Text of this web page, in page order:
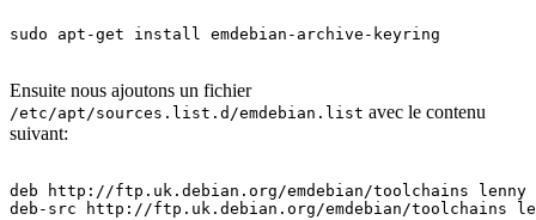
sudo apt-get install emdebian-archive-keyring
Ensuite nous ajoutons un fichier
/etc/apt/sources.list.d/emdebian.list avec le contenu
suivant:
deb http://ftp.uk.debian.org/emdebian/toolchains lenny
deb-src http://ftp.uk.debian.org/emdebian/toolchains